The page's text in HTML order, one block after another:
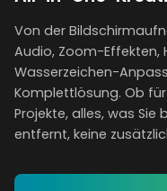
Von der
Audio, Zoom-Effekten,
Wasserzeichen-
Komplettlösung. Ob
Projekte, alles, was Sie
entfernt, keine